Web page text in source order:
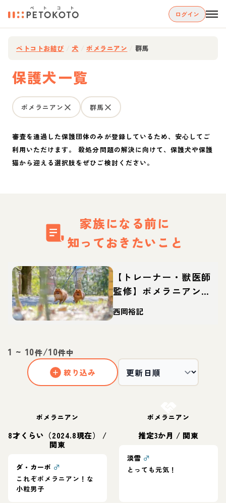
ログイン
ペトコトお結び 犬 ポメラニアン 群馬
保護犬一覧
ポメラニアン 群馬
審査を通過した保護団体のみが登録しているため、安心してご
利用いただけます。 殺処分問題の解決に向けて、保護犬や保護
猫から迎える選択肢をぜひご検討ください。
家族になる前に
知っておきたいこと
【トレーナー・獣医師
監修】ポメラニアンっ
てどんな犬？性格・特
徴・育て方・迎え方
西岡裕記
1 ~ 10件/10件中
絞り込み
ポメラニアン
8才くらい（2024.8現在）
/
関東
ダ・カーポ ♂
これぞポメラニアン！な
小粒男子
ポメラニアン
推定3か月 / 関東
淡雪 ♂
とっても元気！